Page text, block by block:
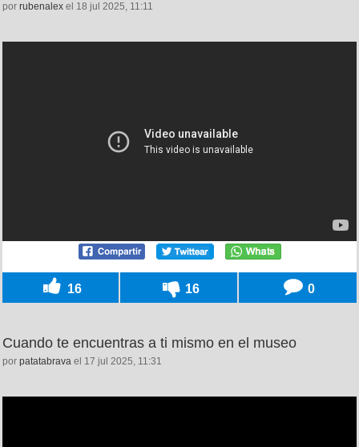
por rubenalex el 18 jul 2025, 11:11
16 16 0
Cuando te encuentras a ti mismo en el museo
por patatabrava el 17 jul 2025, 11:31